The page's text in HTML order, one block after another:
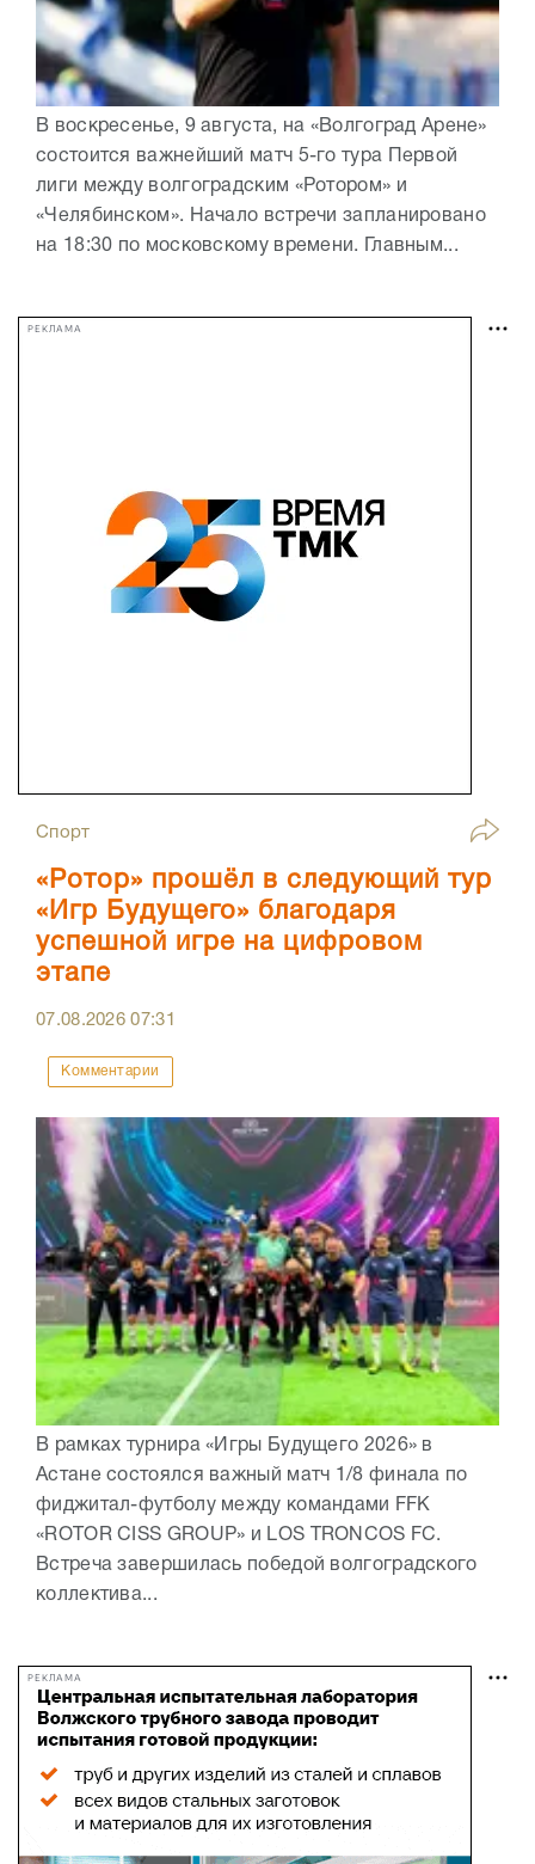
В воскресенье, 9 августа, на «Волгоград Арене»
состоится важнейший матч 5-го тура Первой
лиги между волгоградским «Ротором» и
«Челябинском». Начало встречи запланировано
на 18:30 по московскому времени. Главным...
РЕКЛАМА
Спорт
«Ротор» прошёл в следующий тур
«Игр Будущего» благодаря
успешной игре на цифровом
этапе
07.08.202607:31
Комментарии
В рамках турнира «Игры Будущего 2026» в
Астане состоялся важный матч 1/8 финала по
фиджитал-футболу между командами FFK
«ROTOR CISS GROUP» и LOS TRONCOS FC.
Встреча завершилась победой волгоградского
коллектива...
РЕКЛАМА